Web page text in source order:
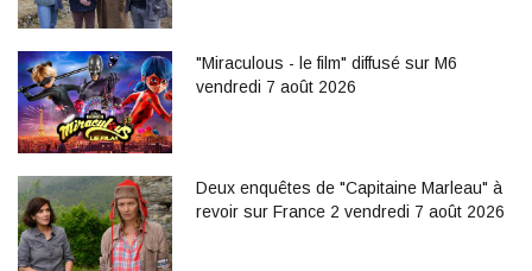
"Miraculous - le film" diffusé sur M6
vendredi 7 août 2026
Deux enquêtes de "Capitaine Marleau" à
revoir sur France 2 vendredi 7 août 2026